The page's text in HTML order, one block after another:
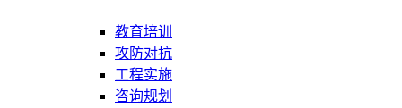
教育培训
攻防对抗
工程实施
咨询规划